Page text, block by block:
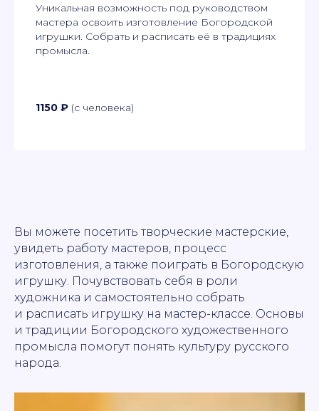
Уникальная возможность под руководством
мастера освоить изготовление Богородской
игрушки. Собрать и расписать её в традициях
промысла.
1150 ₽ (с человека)
Вы можете посетить творческие мастерские,
увидеть работу мастеров, процесс
изготовления, а также поиграть в Богородскую
игрушку. Почувствовать себя в роли
художника и самостоятельно собрать
и расписать игрушку на мастер-классе. Основы
и традиции Богородского художественного
промысла помогут понять культуру русского
народа.